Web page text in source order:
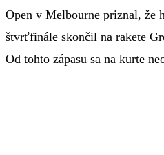
Open v Melbourne priznal, že
štvrťfinále skončil na rakete
Od tohto zápasu sa na kurte